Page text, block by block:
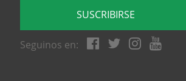
SUSCRIBIRSE
Seguinos en: